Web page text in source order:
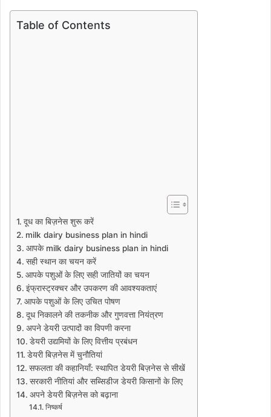
Table of Contents
दूध का बिज़नेस शुरू करें
milk dairy business plan in hindi
आपके milk dairy business plan in hindi
सही स्थान का चयन करें
आपके पशुओं के लिए सही जातियों का चयन
इंफ्रास्ट्रक्चर और उपकरण की आवश्यकताएं
आपके पशुओं के लिए उचित पोषण
दूध निकालने की तकनीक और गुणवत्ता नियंत्रण
अपने डेयरी उत्पादों का विपणी करना
डेयरी उद्यमियों के लिए वित्तीय प्रबंधन
डेयरी बिज़नेस में चुनौतियां
सफलता की कहानियाँ: स्थापित डेयरी बिज़नेस से सीखें
सरकारी नीतियां और सब्सिडीज डेयरी किसानों के लिए
अपने डेयरी बिज़नेस को बढ़ाना
निष्कर्ष